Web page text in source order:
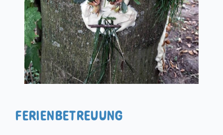
FERIENBETREUUNG